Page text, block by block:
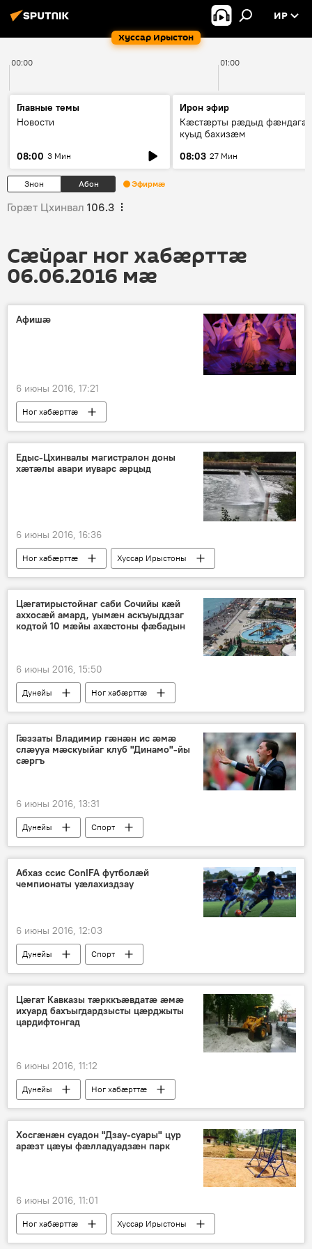
Хуссар Ирыстон
ИР
00:00 01:00
Главные темы
Новости
08:00 3 Мин
Ирон эфир
Кæстæрты рæдыд
куыд бахизæм
08:03 27 Мин
Знон Абон Эфирмæ
Горӕт Цхинвал 106.3
Сӕйраг ног хабӕрттӕ
06.06.2016 мӕ
Афишӕ
6 июны 2016, 17:21
Ног хабӕрттӕ
Едыс-Цхинвалы магистралон доны
хӕтӕлы авари иуварс ӕрцыд
6 июны 2016, 16:36
Ног хабӕрттӕ Хуссар Ирыстоны
Цæгатирыстойнаг саби Сочийы кæй
аххосæй амард, уымæн аскъуыддзаг
кодтой 10 мæйы ахæстоны фæбадын
6 июны 2016, 15:50
Дунейы
Ног хабӕрттӕ
Цӕгат Ирыстон
Гӕззаты Владимир гӕнӕн ис ӕмӕ
слӕууа мӕскуыйаг клуб "Динамо"-йы
сӕргъ
6 июны 2016, 13:31
Дунейы Спорт
Абхаз ссис ConIFA футболæй
чемпионаты уæлахиздзау
6 июны 2016, 12:03
Дунейы Спорт
Цæгат Кавказы тæрккъæвдатæ æмæ
ихуард бахъыгдардзысты цæрджыты
цардифтонгад
6 июны 2016, 11:12
Дунейы Ног хабӕрттӕ
Хосгӕнӕн суадон "Дзау-суары" цур
арӕзт цӕуы фӕлладуадзӕн парк
6 июны 2016, 11:01
Ног хабӕрттӕ Хуссар Ирыстоны